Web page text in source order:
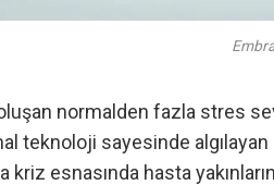
oluşan normalden fazla stres
teknoloji sayesinde algılayan
kriz esnasında hasta